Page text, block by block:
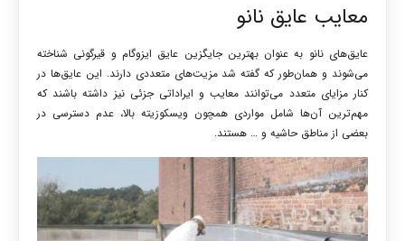
معایب عایق نانو
عایق‌های نانو به عنوان بهترین جایگزین عایق ایزوگام و قیرگونی شناخته
می‌شوند و همان‌طور که گفته شد مزیت‌های متعددی دارند. این عایق‌ها در
کنار مزایای متعدد می‌توانند معایب و ایراداتی جزئی نیز داشته باشند که
مهم‌ترین آن‌ها شامل مواردی همچون ویسکوزیته بالا، عدم دسترسی در
بعضی از مناطق حاشیه و … هستند.